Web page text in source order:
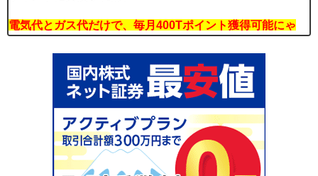
電気代とガス代だけで、毎月400Tポイント獲得可能にゃ